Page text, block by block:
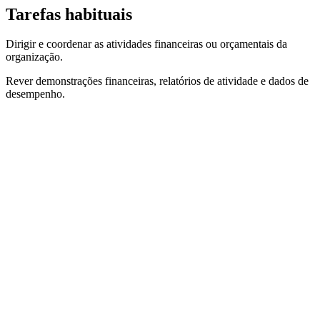
Tarefas habituais
Dirigir e coordenar as atividades financeiras ou orçamentais da
organização.
Rever demonstrações financeiras, relatórios de atividade e dados de
desempenho.